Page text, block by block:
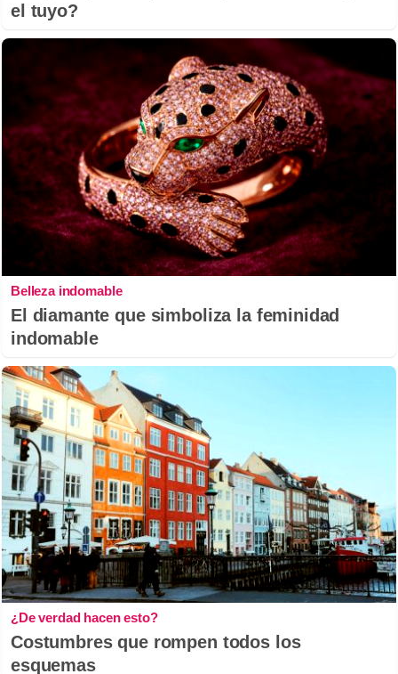
el tuyo?
Belleza indomable
El diamante que simboliza la feminidad
indomable
¿De verdad hacen esto?
Costumbres que rompen todos los
esquemas